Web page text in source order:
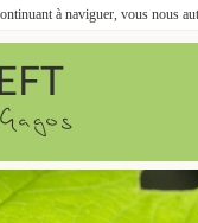
à naviguer, vous nous